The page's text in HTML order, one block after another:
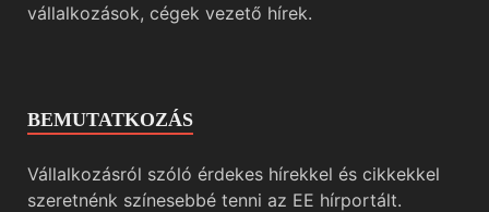
vállalkozások, cégek vezető hírek.
BEMUTATKOZÁS
Vállalkozásról szóló érdekes hírekkel és cikkekkel
szeretnénk színesebbé tenni az EE hírportált.